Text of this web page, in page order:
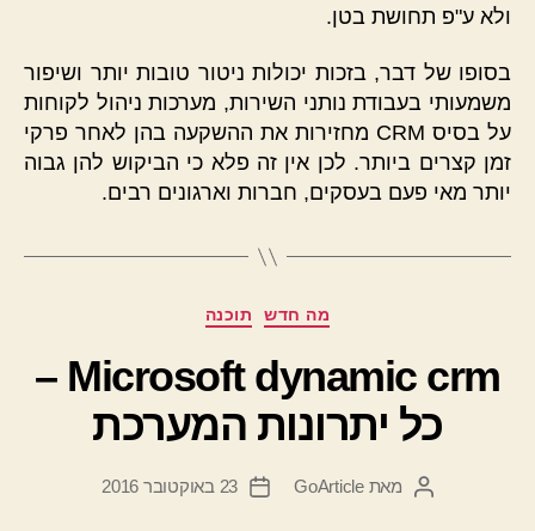
ולא ע"פ תחושת בטן.
בסופו של דבר, בזכות יכולות ניטור טובות יותר ושיפור
משמעותי בעבודת נותני השירות, מערכות ניהול לקוחות
על בסיס CRM מחזירות את ההשקעה בהן לאחר פרקי
זמן קצרים ביותר. לכן אין זה פלא כי הביקוש להן גבוה
יותר מאי פעם בעסקים, חברות וארגונים רבים.
קטגוריותמה חדש תוכנה
Microsoft dynamic crm –
כל יתרונות המערכת
המחבר
מאתGoArticle
תאריך
23 באוקטובר 2016